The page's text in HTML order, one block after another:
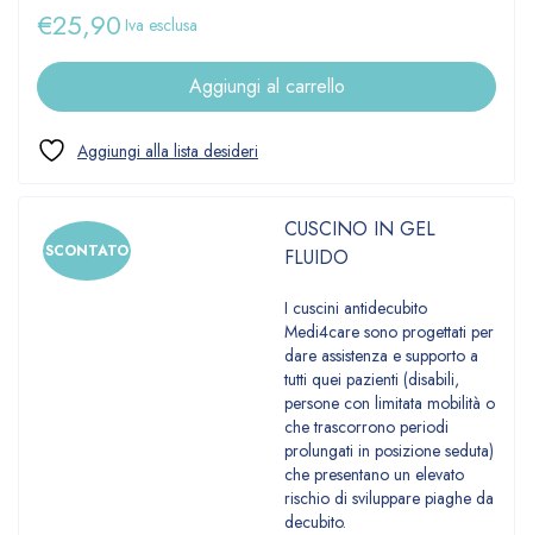
€25,90 Iva esclusa
Aggiungi al carrello
SCONTATO
CUSCINO IN GEL
FLUIDO
I cuscini antidecubito
Medi4care sono progettati per
dare assistenza e supporto a
tutti quei pazienti (disabili,
persone con limitata mobilità o
che trascorrono periodi
prolungati in posizione seduta)
che presentano un elevato
rischio di sviluppare piaghe da
decubito.